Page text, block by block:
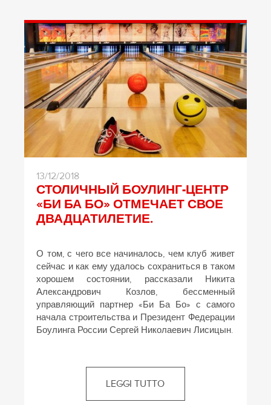
13/12/2018
СТОЛИЧНЫЙ БОУЛИНГ-ЦЕНТР
«БИ БА БО» ОТМЕЧАЕТ СВОЕ
ДВАДЦАТИЛЕТИЕ.
О том, с чего все начиналось, чем клуб живет
сейчас и как ему удалось сохраниться в таком
хорошем состоянии, рассказали Никита
Александрович Козлов, бессменный
управляющий партнер «Би Ба Бо» с самого
начала строительства и Президент Федерации
Боулинга России Сергей Николаевич Лисицын.
LEGGI TUTTO